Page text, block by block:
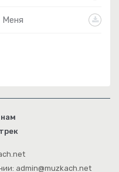
Меня
admin@muzkach.net